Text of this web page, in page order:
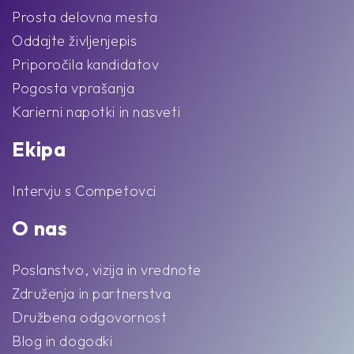
Prosta delovna mesta
Oddajte življenjepis
Priporočila kandidatov
Pogosta vprašanja
Karierni napotki in nasveti
Ekipa
Intervju s Competovci
O nas
Poslanstvo, vizija in vrednote
Združenja in partnerstva
Družbena odgovornost
Blog in dogodki